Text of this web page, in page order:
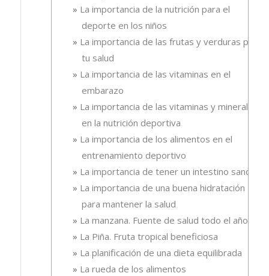
La importancia de la nutrición para el
deporte en los niños
La importancia de las frutas y verduras para
tu salud
La importancia de las vitaminas en el
embarazo
La importancia de las vitaminas y minerales
en la nutrición deportiva
La importancia de los alimentos en el
entrenamiento deportivo
La importancia de tener un intestino sano
La importancia de una buena hidratación
para mantener la salud
La manzana. Fuente de salud todo el año
La Piña. Fruta tropical beneficiosa
La planificación de una dieta equilibrada
La rueda de los alimentos